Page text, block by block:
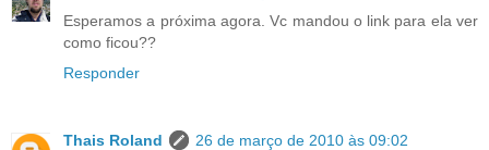
Esperamos a próxima agora. Vc mandou o link para ela ver
como ficou??
Responder
Thais Roland
26 de março de 2010 às 09:02